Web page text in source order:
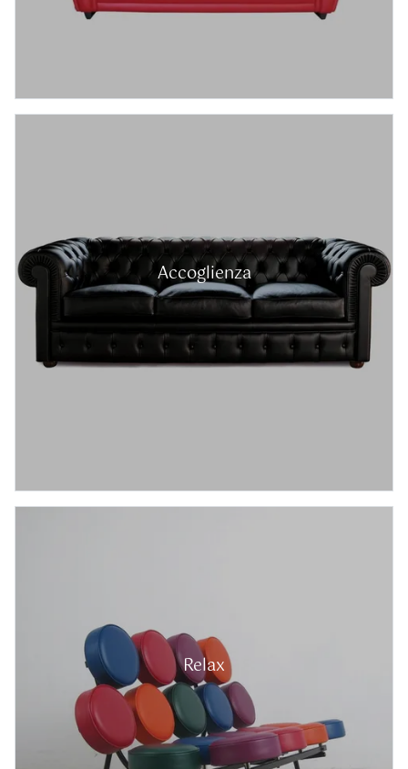
Accoglienza
Relax